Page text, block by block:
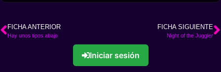
FICHA ANTERIOR
Hay unos tipos abajo
FICHA SIGUIENTE
Night of the Juggler
Iniciar sesión